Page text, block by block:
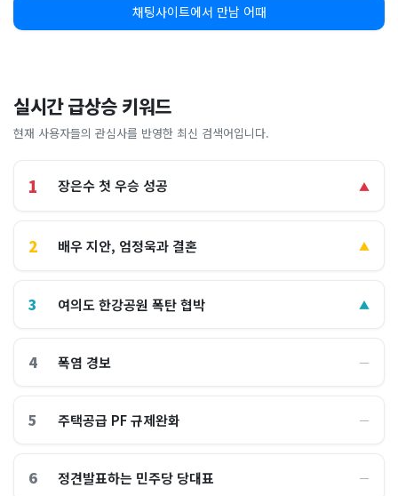
채팅사이트에서 만남 어때
실시간 급상승 키워드
현재 사용자들의 관심사를 반영한 최신 검색어입니다.
1 장은수 첫 우승 성공 ▲
2 배우 지안, 엄정욱과 결혼 ▲
3 여의도 한강공원 폭탄 협박 ▲
4 폭염 경보 ―
5 주택공급 PF 규제완화 ―
6 정견발표하는 민주당 당대표 ―